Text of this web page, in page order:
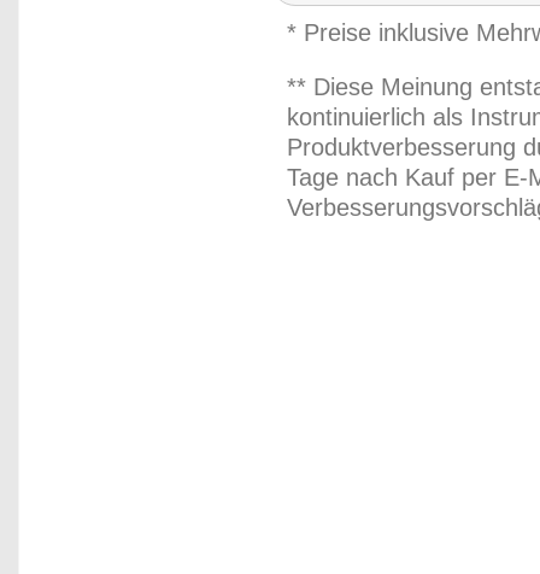
* Preise inklusive
** Diese Meinung
kontinuierlich als
Produktverbesserung
Tage nach Kauf per E-